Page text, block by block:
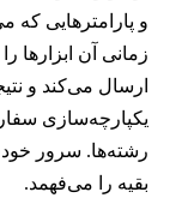
پارامترهایی که
آن ابزارها را
می‌کند و نتیجه
سرور خودش
را می‌فهمد.